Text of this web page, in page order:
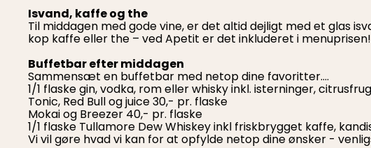
Isvand, kaffe og the
Til middagen med gode vine, er det altid dejligt med et glas
kop kaffe eller the – ved Apetit er det inkluderet i menuprisen!
Buffetbar efter middagen
Sammensæt en buffetbar med netop dine favoritter….
1/1 flaske gin, vodka, rom eller whisky inkl. isterninger,
Tonic, Red Bull og juice 30,- pr. flaske
Mokai og Breezer 40,- pr. flaske
1/1 flaske Tullamore Dew Whiskey inkl friskbrygget kaffe,
Vi vil gøre hvad vi kan for at opfylde netop dine ønsker -